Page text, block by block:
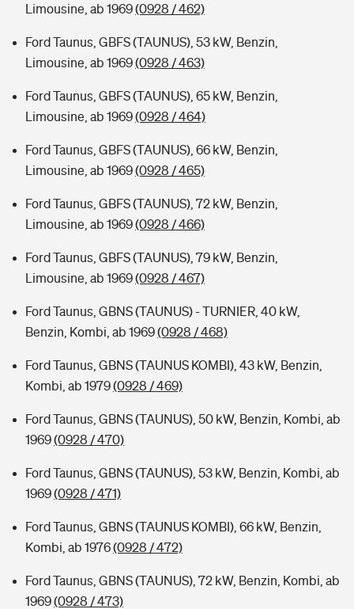
Limousine, ab 1969(0928 / 462)
Ford Taunus, GBFS (TAUNUS), 53 kW, Benzin,
Limousine, ab 1969(0928 / 463)
Ford Taunus, GBFS (TAUNUS), 65 kW, Benzin,
Limousine, ab 1969(0928 / 464)
Ford Taunus, GBFS (TAUNUS), 66 kW, Benzin,
Limousine, ab 1969(0928 / 465)
Ford Taunus, GBFS (TAUNUS), 72 kW, Benzin,
Limousine, ab 1969(0928 / 466)
Ford Taunus, GBFS (TAUNUS), 79 kW, Benzin,
Limousine, ab 1969(0928 / 467)
Ford Taunus, GBNS (TAUNUS) - TURNIER, 40 kW,
Benzin, Kombi, ab 1969(0928 / 468)
Ford Taunus, GBNS (TAUNUS KOMBI), 43 kW, Benzin,
Kombi, ab 1979(0928 / 469)
Ford Taunus, GBNS (TAUNUS), 50 kW, Benzin, Kombi, ab
1969(0928 / 470)
Ford Taunus, GBNS (TAUNUS), 53 kW, Benzin, Kombi, ab
1969(0928 / 471)
Ford Taunus, GBNS (TAUNUS KOMBI), 66 kW, Benzin,
Kombi, ab 1976(0928 / 472)
Ford Taunus, GBNS (TAUNUS), 72 kW, Benzin, Kombi, ab
1969(0928 / 473)